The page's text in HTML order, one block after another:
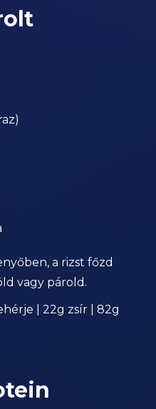
a rizst főzd
vagy párold.
| 22g zsír | 82g